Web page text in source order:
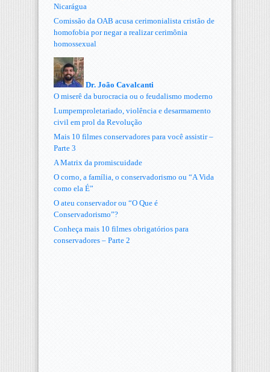
Nicarágua
Comissão da OAB acusa cerimonialista cristão de
homofobia por negar a realizar cerimônia
homossexual
Dr. João Cavalcanti
O miserê da burocracia ou o feudalismo moderno
Lumpemproletariado, violência e desarmamento
civil em prol da Revolução
Mais 10 filmes conservadores para você assistir –
Parte 3
A Matrix da promiscuidade
O corno, a família, o conservadorismo ou “A Vida
como ela É”
O ateu conservador ou “O Que é
Conservadorismo”?
Conheça mais 10 filmes obrigatórios para
conservadores – Parte 2